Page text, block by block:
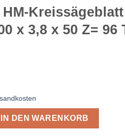
x 3,8 x 50 Z= 96
Alu Negativ 400 x 3,8 x 50
IN DEN WARENKORB